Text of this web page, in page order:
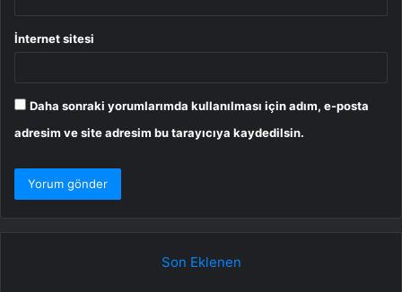
İnternet sitesi
Daha sonraki yorumlarımda kullanılması için adım, e-posta
adresim ve site adresim bu tarayıcıya kaydedilsin.
Son Eklenen